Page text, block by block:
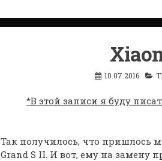
10.07.2016
*В этой записи я буду
Так получилось, что пришлось
Grand S II. И вот, ему на замену